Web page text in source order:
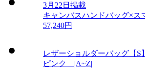
3月22日掲載
キャンバスハンドバッグ×ス
57,240円
レザーショルダーバッグ
ピンク |A~Z|